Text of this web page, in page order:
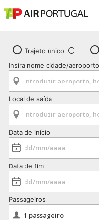
Trajeto único
Insira nome cidade/aeroporto
Local de saída
Data de início
Data de fim
Passageiros